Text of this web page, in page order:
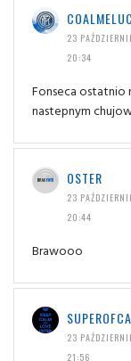
23
20:34
Fonseca ostatnio
nastepnym
OSTER
23
20:44
Brawooo
SUPEROFCA
23
21:56